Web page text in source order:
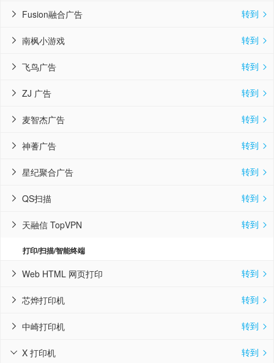
Fusion融合广告
 转到 
南枫小游戏
 转到 
飞鸟广告
 转到 
ZJ 广告
 转到 
麦智杰广告
 转到 
神蓍广告
 转到 
星纪聚合广告
 转到 
QS扫描
 转到 
天融信 TopVPN
 转到 
打印/扫描/智能终端
Web HTML 网页打印
 转到 
芯烨打印机
 转到 
中崎打印机
 转到 
X 打印机
 转到 